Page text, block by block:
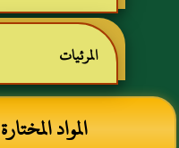
رياض الصالحين للإمام
النووي رحمهم الله تعالى
المرئيات
المواد المختارة